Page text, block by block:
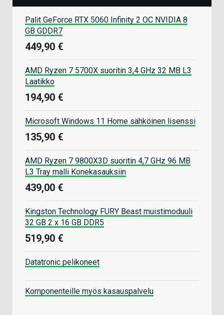
Palit GeForce RTX 5060 Infinity 2 OC NVIDIA 8
GB GDDR7
449,90 €
AMD Ryzen 7 5700X suoritin 3,4 GHz 32 MB L3
Laatikko
194,90 €
Microsoft Windows 11 Home sähköinen lisenssi
135,90 €
AMD Ryzen 7 9800X3D suoritin 4,7 GHz 96 MB
L3 Tray malli Konekasauksiin
439,00 €
Kingston Technology FURY Beast muistimoduuli
32 GB 2 x 16 GB DDR5
519,90 €
Datatronic pelikoneet
Komponenteille myös kasauspalvelu